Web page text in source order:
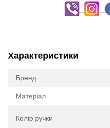
Характеристики
Бренд
Матеріал
Колір ручки